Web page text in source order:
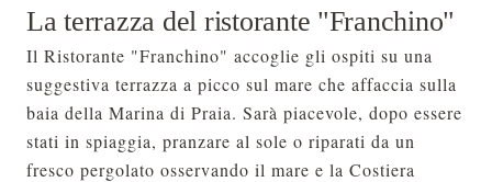
La terrazza del ristorante "Franchino"
Il Ristorante "Franchino" accoglie gli ospiti su una
suggestiva terrazza a picco sul mare che affaccia sulla
baia della Marina di Praia. Sarà piacevole, dopo essere
stati in spiaggia, pranzare al sole o riparati da un
fresco pergolato osservando il mare e la Costiera